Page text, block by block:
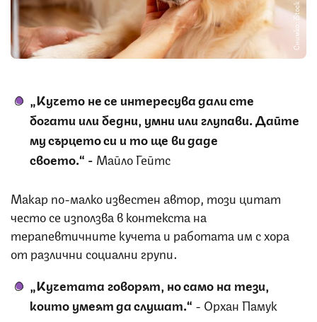
Снимка: iStock
„Кучето не се интересува дали сте
богати или бедни, умни или глупави. Дайте
му сърцето си и то ще ви даде
своето.“ - Майло Гейтс
Макар по-малко известен автор, този цитат
често се използва в контекста на
терапевтичните кучета и работата им с хора
от различни социални групи.
„Кучетата говорят, но само на тези,
които умеят да слушат.“ - Орхан Памук